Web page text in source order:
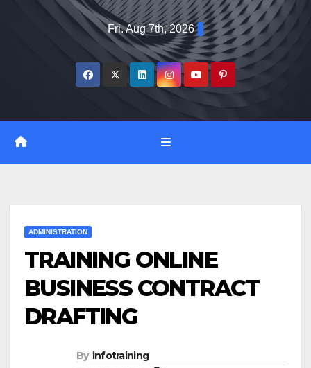
Fri. Aug 7th, 2026
ADMINISTRATION
TRAINING ONLINE
BUSINESS CONTRACT
DRAFTING
By infotraining